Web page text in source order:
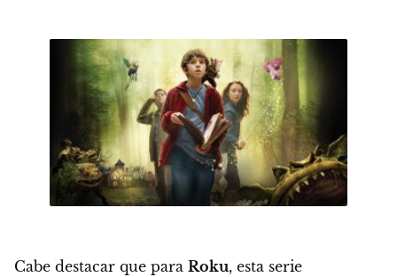
Cabe destacar que para Roku, esta serie